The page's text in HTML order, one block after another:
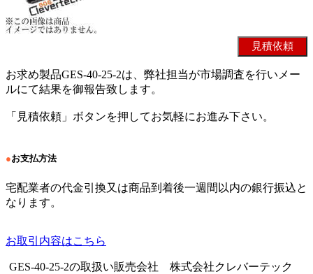
お求め製品GES-40-25-2は、弊社担当が市場調査を行いメー
ルにて結果を御報告致します。
「見積依頼」ボタンを押してお気軽にお進み下さい。
●お支払方法
宅配業者の代金引換又は商品到着後一週間以内の銀行振込と
なります。
お取引内容はこちら
GES-40-25-2の取扱い販売会社 株式会社クレバーテック